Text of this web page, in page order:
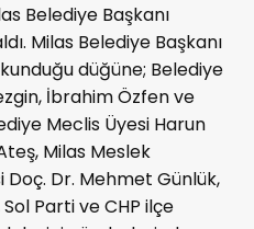
Belediye Başkanı
Milas Belediye Başkanı
düğüne; Belediye
İbrahim Özfen ve
Meclis Üyesi Harun
Milas Meslek
Dr. Mehmet Günlük,
Parti ve CHP ilçe